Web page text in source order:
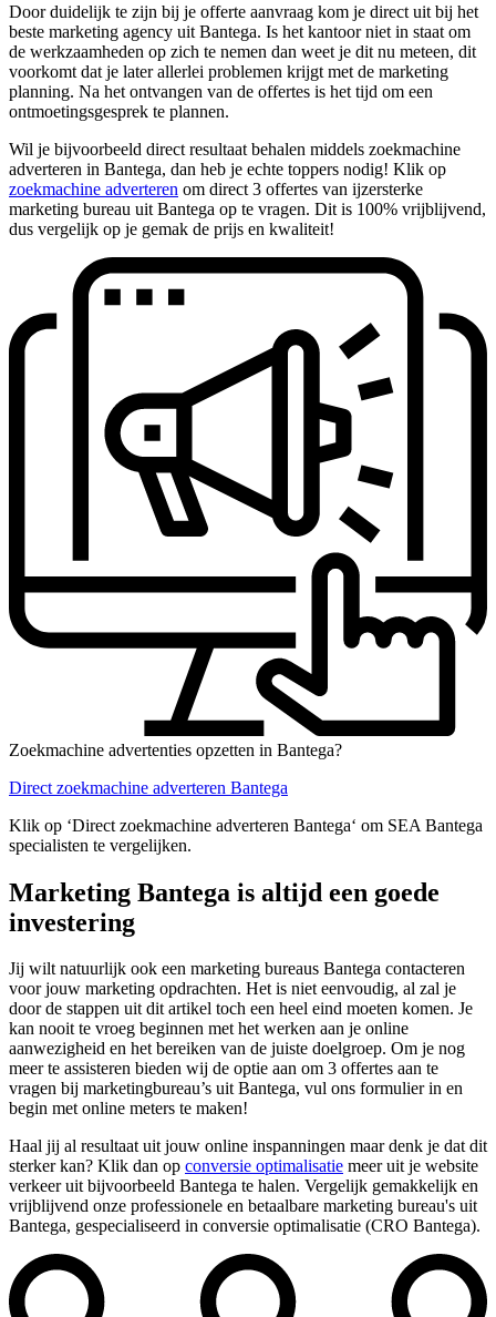
Door duidelijk te zijn bij je offerte aanvraag kom je direct uit bij het
beste marketing agency uit Bantega. Is het kantoor niet in staat om
de werkzaamheden op zich te nemen dan weet je dit nu meteen, dit
voorkomt dat je later allerlei problemen krijgt met de marketing
planning. Na het ontvangen van de offertes is het tijd om een
ontmoetingsgesprek te plannen.
Wil je bijvoorbeeld direct resultaat behalen middels zoekmachine
adverteren in Bantega, dan heb je echte toppers nodig! Klik op
zoekmachine adverteren om direct 3 offertes van ijzersterke
marketing bureau uit Bantega op te vragen. Dit is 100% vrijblijvend,
dus vergelijk op je gemak de prijs en kwaliteit!
Zoekmachine advertenties opzetten in Bantega?
Direct zoekmachine adverteren Bantega
Klik op ‘Direct zoekmachine adverteren Bantega‘ om SEA Bantega
specialisten te vergelijken.
Marketing Bantega is altijd een goede
investering
Jij wilt natuurlijk ook een marketing bureaus Bantega contacteren
voor jouw marketing opdrachten. Het is niet eenvoudig, al zal je
door de stappen uit dit artikel toch een heel eind moeten komen. Je
kan nooit te vroeg beginnen met het werken aan je online
aanwezigheid en het bereiken van de juiste doelgroep. Om je nog
meer te assisteren bieden wij de optie aan om 3 offertes aan te
vragen bij marketingbureau’s uit Bantega, vul ons formulier in en
begin met online meters te maken!
Haal jij al resultaat uit jouw online inspanningen maar denk je dat dit
sterker kan? Klik dan op conversie optimalisatie meer uit je website
verkeer uit bijvoorbeeld Bantega te halen. Vergelijk gemakkelijk en
vrijblijvend onze professionele en betaalbare marketing bureau's uit
Bantega, gespecialiseerd in conversie optimalisatie (CRO Bantega).